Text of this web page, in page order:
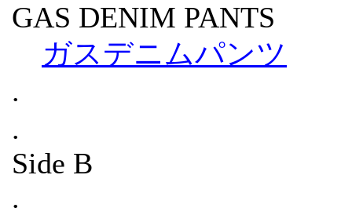
GAS DENIM PANTS
ガスデニムパンツ
.
.
Side B
.